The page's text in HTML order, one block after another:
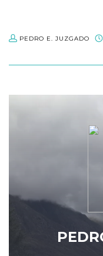
PEDRO E. JUZGADO